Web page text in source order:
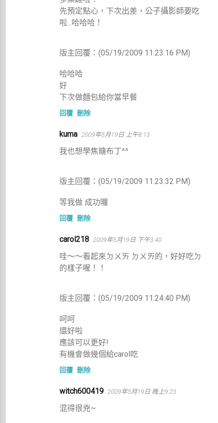
先預定點心，下次出差，公子攝影師要吃
啦...哈哈哈！
版主回覆：(05/19/2009 11:23:16 PM)
哈哈哈
好
下次做麵包給你當早餐
回覆 刪除
kuma 2009年5月19日 上午8:13
我也想學焦糖布丁^^
版主回覆：(05/19/2009 11:23:32 PM)
等我做 成功囉
回覆 刪除
carol218 2009年5月19日 下午3:40
哇～～看起來ㄉㄨㄞ ㄉㄨㄞ的，好好吃ㄉ
的樣子喔！！
版主回覆：(05/19/2009 11:24:40 PM)
呵呵
還好啦
應該可以更好!
有機會做幾個給carol吃
回覆 刪除
witch600419 2009年5月19日 晚上9:23
混得很兇~